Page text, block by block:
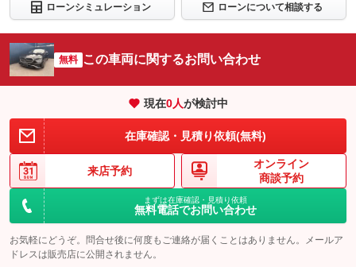
ローンシミュレーション ローンについて相談する
無料 この車両に関するお問い合わせ
現在0人が検討中
在庫確認・見積り依頼(無料)
来店予約
オンライン
商談予約
まずは在庫確認・見積り依頼
無料電話でお問い合わせ
お気軽にどうぞ。問合せ後に何度もご連絡が届くことはありません。メールア
ドレスは販売店に公開されません。